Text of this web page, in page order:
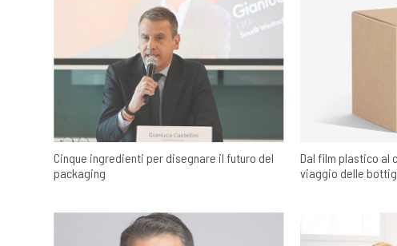
Cinque ingredienti per disegnare il futuro del
packaging
Dal film plastico al
viaggio delle